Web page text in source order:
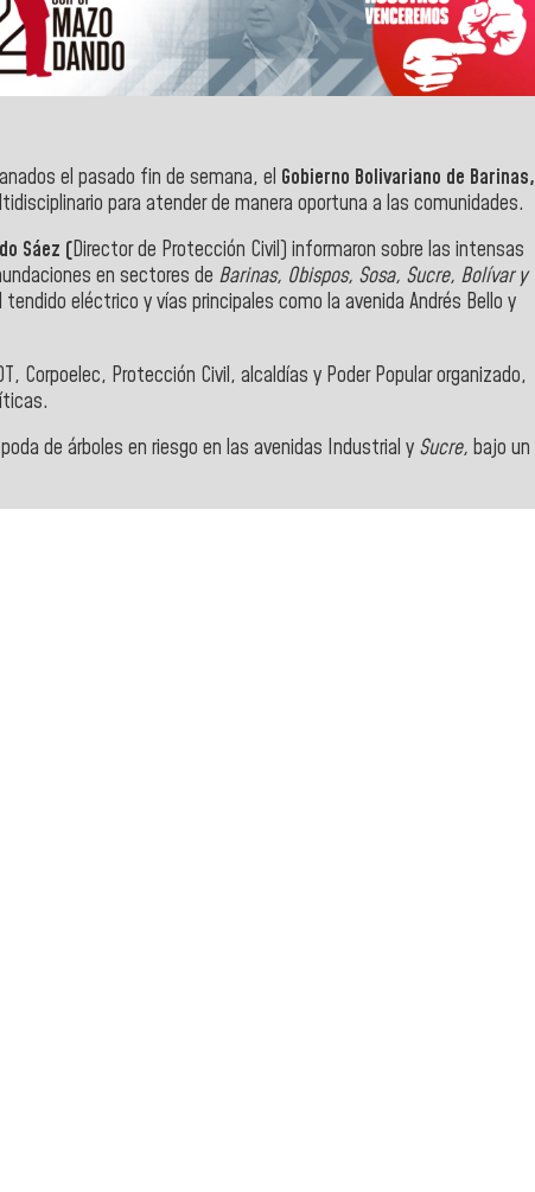
el pasado fin de semana, el Gobierno Bolivariano de Barinas,
para atender de manera oportuna a las comunidades.
Sáez (Director de Protección Civil) informaron sobre las intensas
en sectores de Barinas, Obispos, Sosa, Sucre, Bolívar y
eléctrico y vías principales como la avenida Andrés Bello y
Protección Civil, alcaldías y Poder Popular organizado,
de árboles en riesgo en las avenidas Industrial y Sucre, bajo un